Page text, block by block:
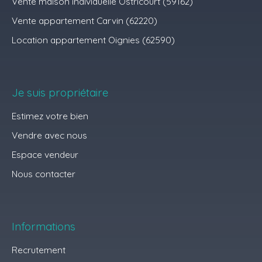
Vente appartement Carvin (62220)
Location appartement Oignies (62590)
Je suis propriétaire
Estimez votre bien
Vendre avec nous
Espace vendeur
Nous contacter
Informations
Recrutement